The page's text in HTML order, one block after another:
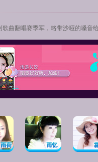
歌曲翻唱赛季军，略带沙哑的嗓音